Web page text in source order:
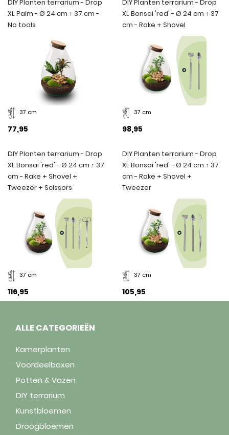
DIY Planten terrarium - Drop
XL Palm - Ø 24 cm ↑ 37 cm -
No tools
37 cm
77,95
DIY Planten terrarium - Drop
XL Bonsai 'red' - Ø 24 cm ↑ 37
cm - Rake + Shovel
37 cm
98,95
DIY Planten terrarium - Drop
XL Bonsai 'red' - Ø 24 cm ↑ 37
cm - Rake + Shovel +
Tweezer + Scissors
37 cm
116,95
DIY Planten terrarium - Drop
XL Bonsai 'red' - Ø 24 cm ↑ 37
cm - Rake + Shovel +
Tweezer
37 cm
105,95
ALLE CATEGORIEËN
Kamerplanten
Voordeelboxen
Potten & Vazen
DIY terrarium
Kunstbloemen
Droogbloemen